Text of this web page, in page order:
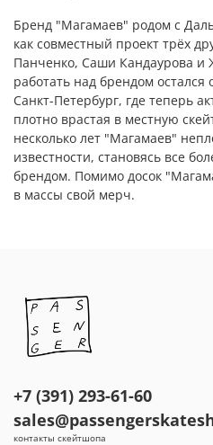
Бренд "Магамаев" родом с
как совместный проект трёх
Панченко, Саши Кандаурова и
работать над брендом
Санкт-Петербург, где теперь
плотно врастая в местную
несколько лет "Магамаев"
известности, становясь все
брендом. Помимо досок
в массы свой мерч.
+7 (391) 293-61-60
контакты скейтшопа